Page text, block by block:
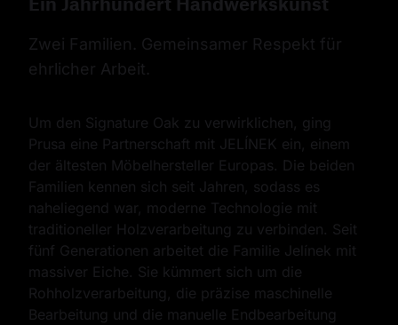
Zwei Familien. Gemeinsamer Respekt für
ehrlicher Arbeit.
Um den Signature Oak zu verwirklichen, ging
Prusa eine Partnerschaft mit JELÍNEK ein, einem
der ältesten Möbelhersteller Europas. Die beiden
Familien kennen sich seit Jahren, sodass es
naheliegend war, moderne Technologie mit
traditioneller Holzverarbeitung zu verbinden. Seit
fünf Generationen arbeitet die Familie Jelínek mit
massiver Eiche. Sie kümmert sich um die
Rohholzverarbeitung, die präzise maschinelle
Bearbeitung und die manuelle Endbearbeitung